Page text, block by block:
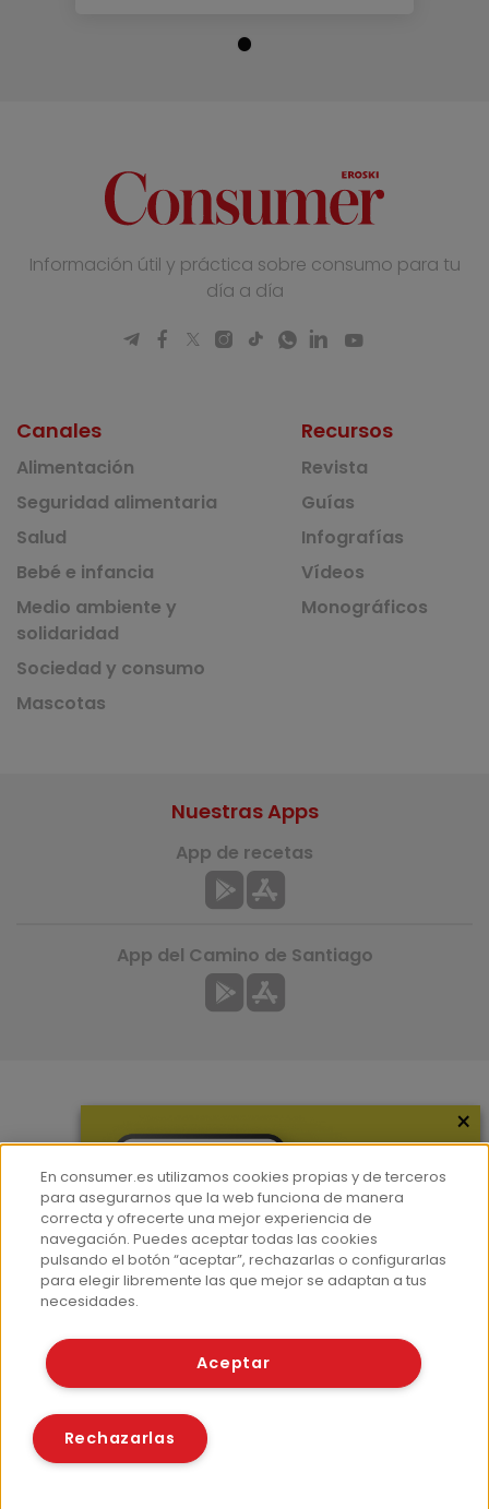
Información útil y práctica sobre consumo para tu
día a día
Canales
Alimentación
Seguridad alimentaria
Salud
Bebé e infancia
Medio ambiente y
solidaridad
Sociedad y consumo
Mascotas
Recursos
Revista
Guías
Infografías
Vídeos
Monográficos
Hemeroteca
Contacto
Prensa
Corpus Lingüístico Consumer
Nuestras Apps
App de recetas
App del Camino de Santiago
© Fundación EROSKI
Políticas de cookies
×
En consumer.es utilizamos cookies propias y de terceros
para asegurarnos que la web funciona de manera
correcta y ofrecerte una mejor experiencia de
navegación. Puedes aceptar todas las cookies
pulsando el botón “aceptar”, rechazarlas o configurarlas
para elegir libremente las que mejor se adaptan a tus
necesidades.
Aceptar
Rechazarlas